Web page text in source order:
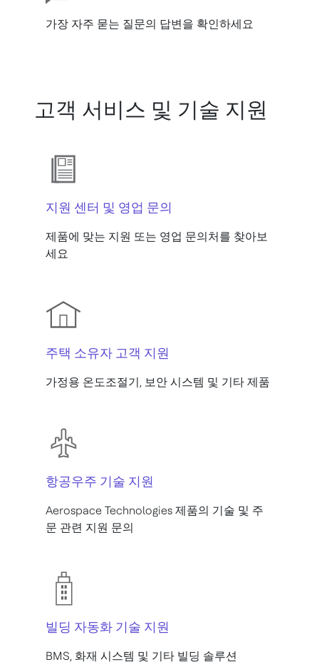
가장 자주 묻는 질문의 답변을 확인하세요
고객 서비스 및 기술 지원
지원 센터 및 영업 문의
제품에 맞는 지원 또는 영업 문의처를 찾아보
세요
주택 소유자 고객 지원
가정용 온도조절기, 보안 시스템 및 기타 제품
항공우주 기술 지원
Aerospace Technologies 제품의 기술 및 주
문 관련 지원 문의
빌딩 자동화 기술 지원
BMS, 화재 시스템 및 기타 빌딩 솔루션